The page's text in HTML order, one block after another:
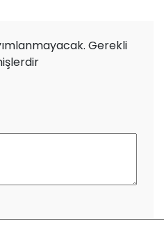
Gerekli